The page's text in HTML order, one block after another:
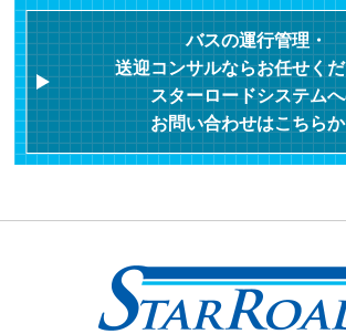
バスの運行管理・
送迎コンサルならお任せく
スターロードシステム
お問い合わせはこちら